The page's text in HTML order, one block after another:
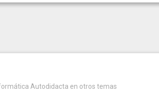
Autodidacta en otros temas